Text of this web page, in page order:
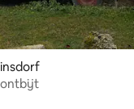
ontbijt